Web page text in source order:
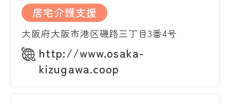
居宅介護支援
大阪府大阪市港区磯路三丁目3番4号
http://www.osaka-
kizugawa.coop